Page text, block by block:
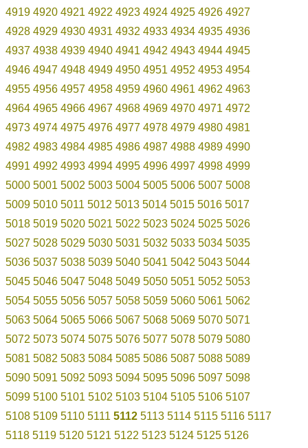
4919 4920 4921 4922 4923 4924 4925 4926 4927
4928 4929 4930 4931 4932 4933 4934 4935 4936
4937 4938 4939 4940 4941 4942 4943 4944 4945
4946 4947 4948 4949 4950 4951 4952 4953 4954
4955 4956 4957 4958 4959 4960 4961 4962 4963
4964 4965 4966 4967 4968 4969 4970 4971 4972
4973 4974 4975 4976 4977 4978 4979 4980 4981
4982 4983 4984 4985 4986 4987 4988 4989 4990
4991 4992 4993 4994 4995 4996 4997 4998 4999
5000 5001 5002 5003 5004 5005 5006 5007 5008
5009 5010 5011 5012 5013 5014 5015 5016 5017
5018 5019 5020 5021 5022 5023 5024 5025 5026
5027 5028 5029 5030 5031 5032 5033 5034 5035
5036 5037 5038 5039 5040 5041 5042 5043 5044
5045 5046 5047 5048 5049 5050 5051 5052 5053
5054 5055 5056 5057 5058 5059 5060 5061 5062
5063 5064 5065 5066 5067 5068 5069 5070 5071
5072 5073 5074 5075 5076 5077 5078 5079 5080
5081 5082 5083 5084 5085 5086 5087 5088 5089
5090 5091 5092 5093 5094 5095 5096 5097 5098
5099 5100 5101 5102 5103 5104 5105 5106 5107
5108 5109 5110 5111 5112 5113 5114 5115 5116 5117
5118 5119 5120 5121 5122 5123 5124 5125 5126